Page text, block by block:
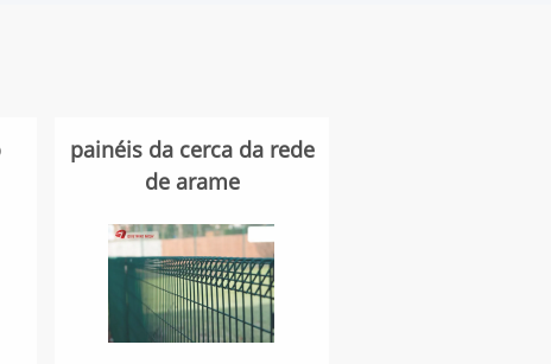
painéis da cerca da rede
de arame